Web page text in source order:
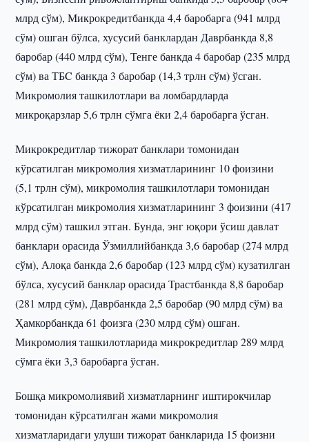
млрд сўм), Микрокредитбанкда 4,4 баробарга (941 млрд
сўм) ошган бўлса, хусусий банклардан Даврбанкда 8,8
баробар (440 млрд сўм), Тенге банкда 4 баробар (235 млрд
сўм) ва ТБC банкда 3 баробар (14,3 трлн сўм) ўсган.
Микромолия ташкилотлари ва ломбардларда
микроқарзлар 5,6 трлн сўмга ёки 2,4 баробарга ўсган.
Микрокредитлар тижорат банклари томонидан
кўрсатилган микромолия хизматларининг 10 фоизини
(5,1 трлн сўм), микромолия ташкилотлари томонидан
кўрсатилган микромолия хизматларининг 3 фоизини (417
млрд сўм) ташкил этган. Бунда, энг юқори ўсиш давлат
банклари орасида Ўзмиллийбанкда 3,6 баробар (274 млрд
сўм), Алоқа банкда 2,6 баробар (123 млрд сўм) кузатилган
бўлса, хусусий банклар орасида Трастбанкда 8,8 баробар
(281 млрд сўм), Даврбанкда 2,5 баробар (90 млрд сўм) ва
Ҳамкорбанкда 61 фоизга (230 млрд сўм) ошган.
Микромолия ташкилотларида микрокредитлар 289 млрд
сўмга ёки 3,3 баробарга ўсган.
Бошқа микромолиявий хизматларнинг иштирокчилар
томонидан кўрсатилган жами микромолия
хизматларидаги улуши тижорат банкларида 15 фоизни